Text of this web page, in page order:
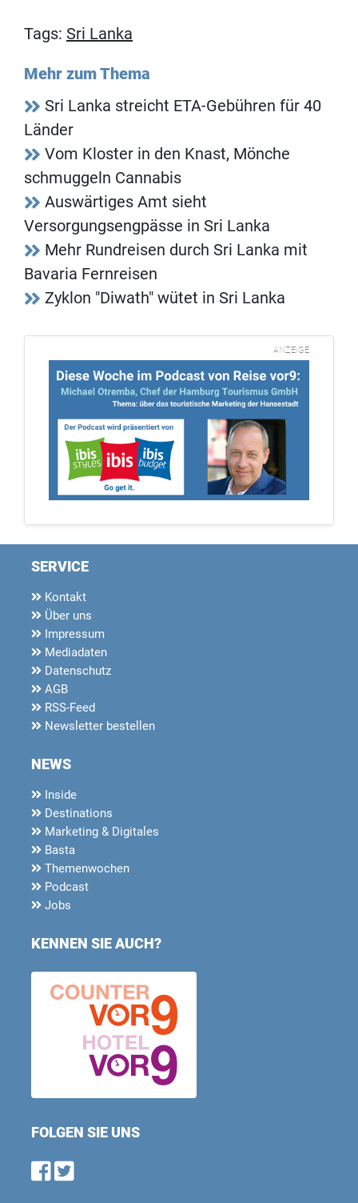
Tags: Sri Lanka
Mehr zum Thema
Sri Lanka streicht ETA-Gebühren für 40
Länder
Vom Kloster in den Knast, Mönche
schmuggeln Cannabis
Auswärtiges Amt sieht
Versorgungsengpässe in Sri Lanka
Mehr Rundreisen durch Sri Lanka mit
Bavaria Fernreisen
Zyklon "Diwath" wütet in Sri Lanka
ANZEIGE
SERVICE
Kontakt
Über uns
Impressum
Mediadaten
Datenschutz
AGB
RSS-Feed
Newsletter bestellen
NEWS
Inside
Destinations
Marketing & Digitales
Basta
Themenwochen
Podcast
Jobs
KENNEN SIE AUCH?
FOLGEN SIE UNS
Find us on Facebook
Follow us on Twitter